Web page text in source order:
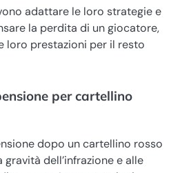
adattare le loro strategie e
la perdita di un giocatore,
loro prestazioni per il resto
per cartellino
dopo un cartellino rosso
dell’infrazione e alle